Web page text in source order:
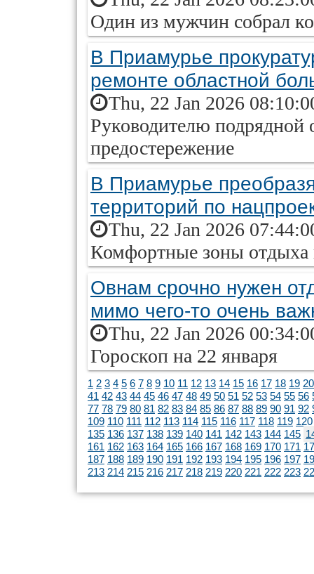
Один из мужчин собрал
В Приамурье
ремонте областной
Thu, 22 Jan 2026
Руководителю подрядной
предостережение
В Приамурье
территорий по
Thu, 22 Jan 2026
Комфортные зоны отдыха
Овнам срочно нужен
мимо чего-то очень
Thu, 22 Jan 2026
Гороскоп на 22 января
1 2 3 4 5 6 7 8 9 10 11 12 13 14 15 16 17 18 19 20
41 42 43 44 45 46 47 48 49 50 51 52 53 54 55 56
77 78 79 80 81 82 83 84 85 86 87 88 89 90 91 92
109 110 111 112 113 114 115 116 117 118 119 120
135 136 137 138 139 140 141 142 143 144 145
161 162 163 164 165 166 167 168 169 170 171
187 188 189 190 191 192 193 194 195 196 197
213 214 215 216 217 218 219 220 221 222 223